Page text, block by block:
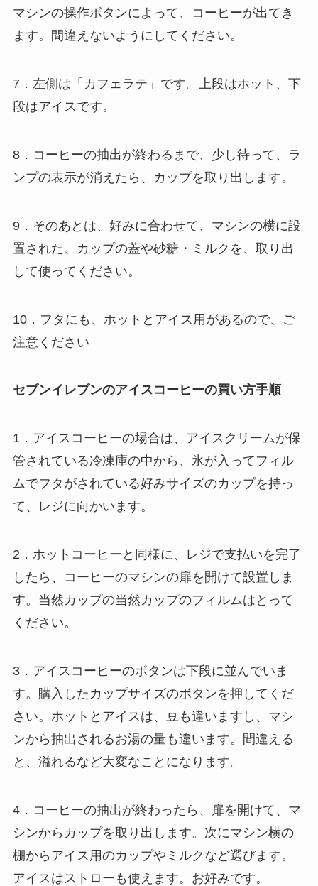
マシンの操作ボタンによって、コーヒーが出てき
ます。間違えないようにしてください。
7．左側は「カフェラテ」です。上段はホット、下
段はアイスです。
8．コーヒーの抽出が終わるまで、少し待って、ラ
ンプの表示が消えたら、カップを取り出します。
9．そのあとは、好みに合わせて、マシンの横に設
置された、カップの蓋や砂糖・ミルクを、取り出
して使ってください。
10．フタにも、ホットとアイス用があるので、ご
注意ください
セブンイレブンのアイスコーヒーの買い方手順
1．アイスコーヒーの場合は、アイスクリームが保
管されている冷凍庫の中から、氷が入ってフィル
ムでフタがされている好みサイズのカップを持っ
て、レジに向かいます。
2．ホットコーヒーと同様に、レジで支払いを完了
したら、コーヒーのマシンの扉を開けて設置しま
す。当然カップの当然カップのフィルムはとって
ください。
3．アイスコーヒーのボタンは下段に並んでいま
す。購入したカップサイズのボタンを押してくだ
さい。ホットとアイスは、豆も違いますし、マシ
ンから抽出されるお湯の量も違います。間違える
と、溢れるなど大変なことになります。
4．コーヒーの抽出が終わったら、扉を開けて、マ
シンからカップを取り出します。次にマシン横の
棚からアイス用のカップやミルクなど選びます。
アイスはストローも使えます。お好みです。